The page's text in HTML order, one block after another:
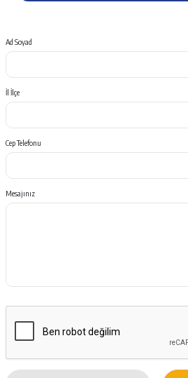
Ad Soyad
İl İlçe
Cep Telefonu
Mesajınız